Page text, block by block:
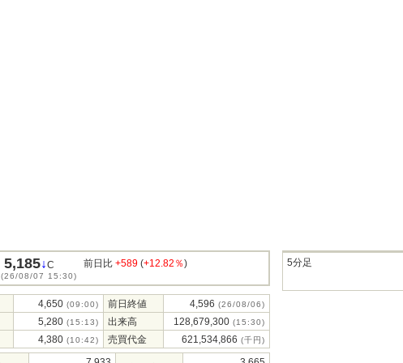
5,185↓C
(26/08/07 15:30)
前日比 +589 (+12.82％)
4,650 (09:00) 前日終値 4,596 (26/08/06)
5,280 (15:13) 出来高 128,679,300 (15:30)
4,380 (10:42) 売買代金 621,534,866 (千円)
5分足